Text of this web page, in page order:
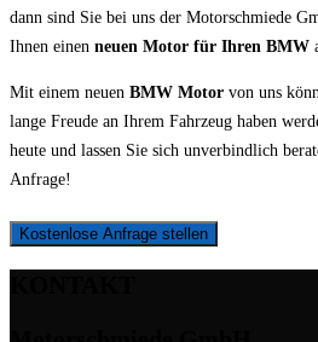
dann sind Sie bei uns der Motorschmiede
Ihnen einen neuen Motor für Ihren BMW
Mit einem neuen BMW Motor von uns
lange Freude an Ihrem Fahrzeug haben
heute und lassen Sie sich unverbindlich
Anfrage!
Kostenlose Anfrage stellen